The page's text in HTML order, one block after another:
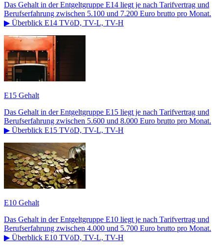
Das Gehalt in der Entgeltgruppe E14 liegt je nach Tarifvertrag und
Berufserfahrung zwischen 5.100 und 7.200 Euro brutto pro Monat.
▶ Überblick E14 TVöD, TV-L, TV-H
E15 Gehalt
Das Gehalt in der Entgeltgruppe E15 liegt je nach Tarifvertrag und
Berufserfahrung zwischen 5.600 und 8.000 Euro brutto pro Monat.
▶ Überblick E15 TVöD, TV-L, TV-H
E10 Gehalt
Das Gehalt in der Entgeltgruppe E10 liegt je nach Tarifvertrag und
Berufserfahrung zwischen 4.000 und 5.700 Euro brutto pro Monat.
▶ Überblick E10 TVöD, TV-L, TV-H